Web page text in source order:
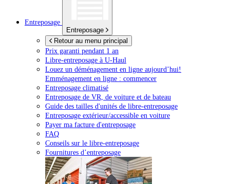
Entreposage
Entreposage
Retour au menu principal
Prix garanti pendant 1 an
Libre-entreposage à U-Haul
Louez un déménagement en ligne aujourd’hui!
Emménagement en ligne : commencer
Entreposage climatisé
Entreposage de VR, de voiture et de bateau
Guide des tailles d'unités de libre-entreposage
Entreposage extérieur/accessible en voiture
Payer ma facture d'entreposage
FAQ
Conseils sur le libre-entreposage
Fournitures d’entreposage